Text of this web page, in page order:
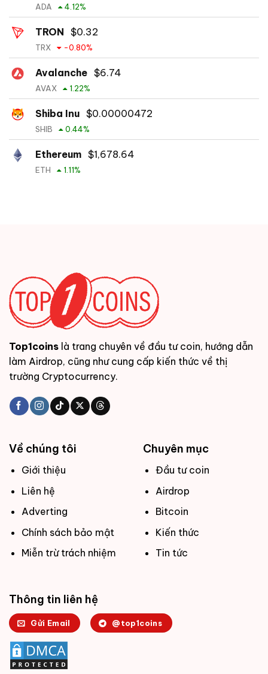
ADA 4.12%
TRON $0.32
TRX -0.80%
Avalanche $6.74
AVAX 1.22%
Shiba Inu $0.00000472
SHIB 0.44%
Ethereum $1,678.64
ETH 1.11%
Top1coins là trang chuyên về đầu tư coin, hướng dẫn
làm Airdrop, cũng như cung cấp kiến thức về thị
trường Cryptocurrency.
Về chúng tôi
Giới thiệu
Liên hệ
Adverting
Chính sách bảo mật
Miễn trừ trách nhiệm
Chuyên mục
Đầu tư coin
Airdrop
Bitcoin
Kiến thức
Tin tức
Thông tin liên hệ
Gửi Email @top1coins